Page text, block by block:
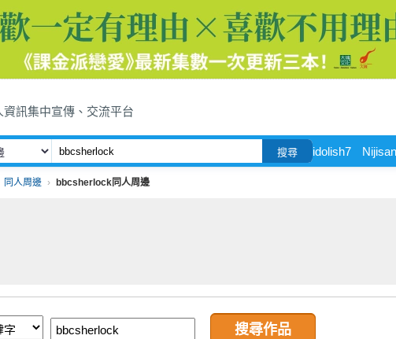
資訊集中宣傳、交流平台
搜尋 idolish7
同人周邊 bbcsherlock同人周邊